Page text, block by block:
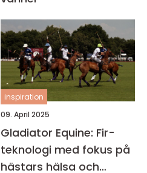
inspiration
09. April 2025
Gladiator Equine: Fir-
teknologi med fokus på
hästars hälsa och